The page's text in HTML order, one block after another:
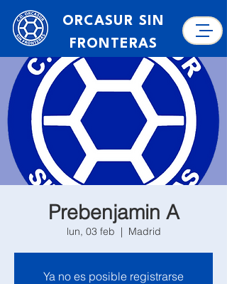
ORCASUR SIN
FRONTERAS
Prebenjamin A
lun, 03 feb
  |
Madrid
Ya no es posible registrarse